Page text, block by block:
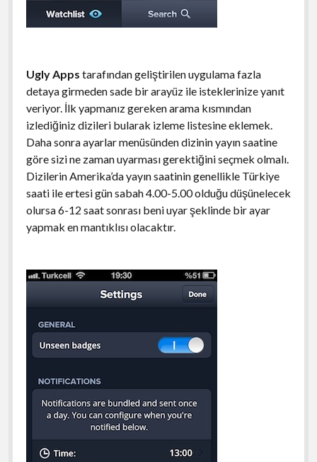
Ugly Apps tarafından geliştirilen uygulama fazla
detaya girmeden sade bir arayüz ile isteklerinize yanıt
veriyor. İlk yapmanız gereken arama kısmından
izlediğiniz dizileri bularak izleme listesine eklemek.
Daha sonra ayarlar menüsünden dizinin yayın saatine
göre sizi ne zaman uyarması gerektiğini seçmek olmalı.
Dizilerin Amerika’da yayın saatinin genellikle Türkiye
saati ile ertesi gün sabah 4.00-5.00 olduğu düşünelecek
olursa 6-12 saat sonrası beni uyar şeklinde bir ayar
yapmak en mantıklısı olacaktır.